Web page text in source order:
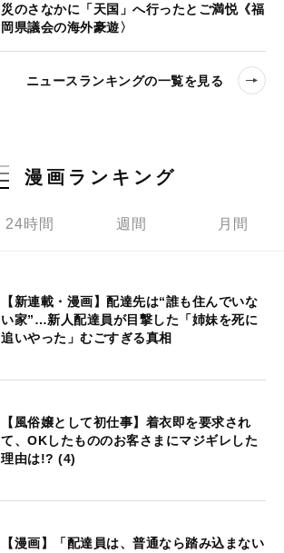
災のさなかに「天国」へ行ったとご満悦《福
岡県議会の海外豪遊〉
ニュースランキングの一覧を見る
漫画ランキング
24時間 週間 月間
【新連載・漫画】配達先は“誰も住んでいな
い家”…新人配達員が目撃した「姉妹を死に
追いやった」むごすぎる真相
【風俗嬢として初仕事】着衣即を要求され
て、OKしたもののお客さまにマジギレした
理由は!? (4)
【漫画】「配達員は、普通なら踏み込まない